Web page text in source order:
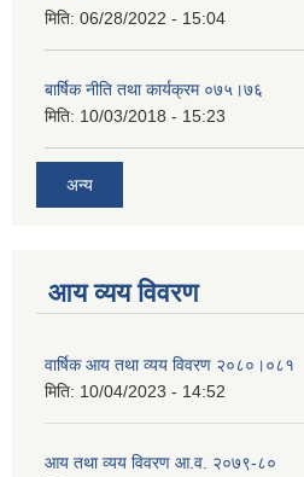
मिति: 06/28/2022 - 15:04
बार्षिक नीति तथा कार्यक्रम ०७५।७६
मिति: 10/03/2018 - 15:23
अन्य
आय व्यय विवरण
वार्षिक आय तथा व्यय विवरण २०८०।०८१
मिति: 10/04/2023 - 14:52
आय तथा व्यय विवरण आ.व. २०७९-८०